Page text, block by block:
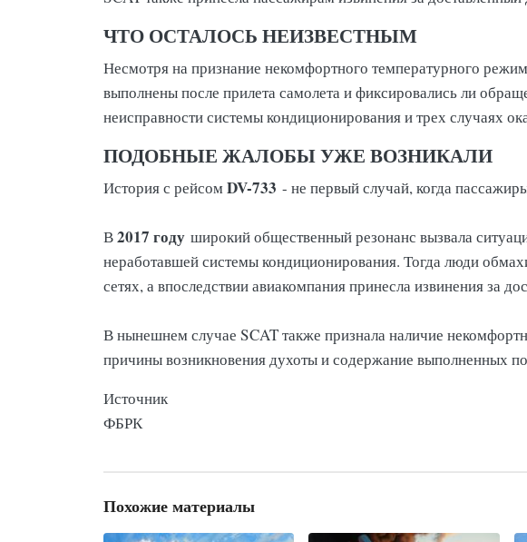
ЧТО ОСТАЛОСЬ НЕИЗВЕСТНЫМ
Несмотря на признание некомфортного температурного
выполнены после прилета самолета и фиксировались ли
неисправности системы кондиционирования и трех случаях
ПОДОБНЫЕ ЖАЛОБЫ УЖЕ ВОЗНИКАЛИ
История с рейсомDV-733 - не первый случай, когда
В2017 году широкий общественный резонанс вызвала
неработавшей системы кондиционирования. Тогда люди
сетях, а впоследствии авиакомпания принесла извинения за
В нынешнем случае SCAT также признала наличие
причины возникновения духоты и содержание выполненных
Источник
ФБРК
Похожие материалы